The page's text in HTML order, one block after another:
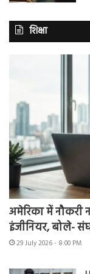
शिक्षा
अमेरिका में नौकरी
इंजीनियर, बोले-
29 July 2026 - 8:00 PM